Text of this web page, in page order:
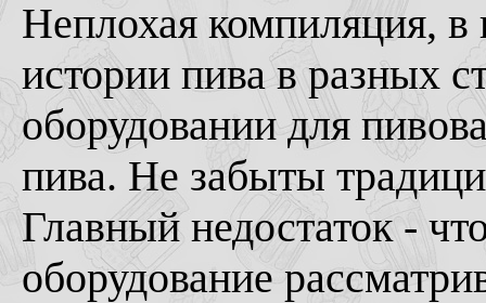
Неплохая компиляция, в
истории пива в разных
оборудовании для
пива. Не забыты
Главный недостаток -
оборудование